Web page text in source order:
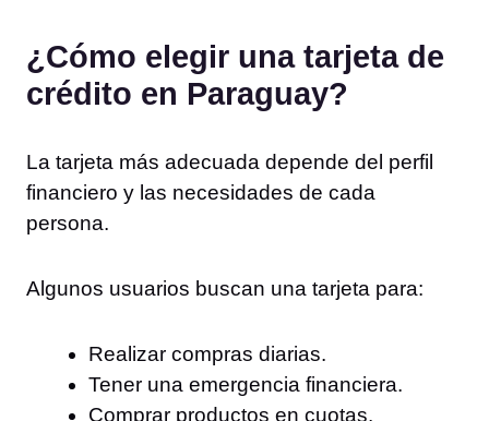
¿Cómo elegir una tarjeta de
crédito en Paraguay?
La tarjeta más adecuada depende del perfil
financiero y las necesidades de cada
persona.
Algunos usuarios buscan una tarjeta para:
Realizar compras diarias.
Tener una emergencia financiera.
Comprar productos en cuotas.